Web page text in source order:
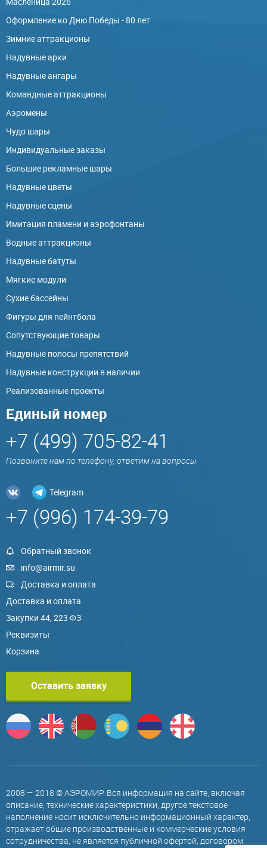
Оформление ко Дню Победы - 80 лет
Зимние аттракционы
Надувные арки
Надувные ангары
Командные аттракционы
Аэромены
Чудо шары
Индивидуальные заказы
Большие рекламные шары
Надувные цветы
Надувные сцены
Имитация пламени и аэрофонтаны
Водные аттракционы
Надувные батуты
Мягкие модули
Сухие бассейны
Фигуры для пейнтбола
Сопутствующие товары
Надувные полосы препятствий
Надувные конструкции в наличии
Реализованные проекты
Единый номер
+7 (499) 705-82-41
Позвоните нам по телефону, ответим на вопросы
Telegram
+7 (996) 174-39-79
Обратный звонок
info@airmir.su
Доставка и оплата
Доставка и оплата
Закупки 44, 223 ФЗ
Реквизиты
Корзина
Оставить заявку
2008 — 2018 © АЭРОМИР. Вся информация на сайте, включая
описание, технические характеристики, другое текстовое
наполнение носит исключительно информационный характер,
отражает общие производственные и коммерческие условия
сотрудничества, не является публичной офертой, договором